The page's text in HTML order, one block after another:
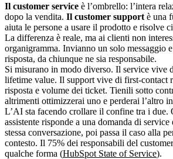
Il customer service è l’ombrello: l’intera
dopo la vendita. Il customer support è una
aiuta le persone a usare il prodotto e risolve
La differenza è reale, ma ai clienti non
organigramma. Invianno un solo messaggio
risposta, da chiunque ne sia responsabile.
Si misurano in modo diverso. Il service vive
lifetime value. Il support vive di first-contact
risposta e volume dei ticket. Tienili sotto
altrimenti ottimizzerai uno e perderai l’altro
L’AI sta facendo crollare il confine tra i due.
assistente risponde a una domanda di
stessa conversazione, poi passa il caso alla
contesto. Il 75% dei responsabili del
qualche forma (HubSpot State of Service).